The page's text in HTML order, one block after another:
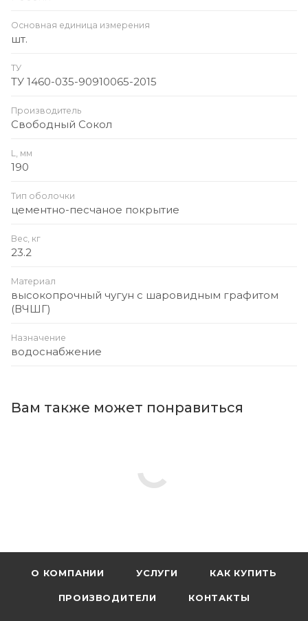
Основная единица измерения
шт.
ТУ
ТУ 1460-035-90910065-2015
Производитель
Свободный Сокол
L, мм
190
Тип оболочки
цементно-песчаное покрытие
Вес, кг
23.2
Материал
высокопрочный чугун с шаровидным графитом
(ВЧШГ)
Назначение
водоснабжение
Вам также может понравиться
О КОМПАНИИ УСЛУГИ КАК КУПИТЬ
ПРОИЗВОДИТЕЛИ КОНТАКТЫ